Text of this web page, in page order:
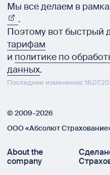
Мы все делаем в
.
Поэтому вот быстрый
тарифам
и политике по
данных.
Последние изменения:
© 2009–2026
ООО «Абсолют
About the
company